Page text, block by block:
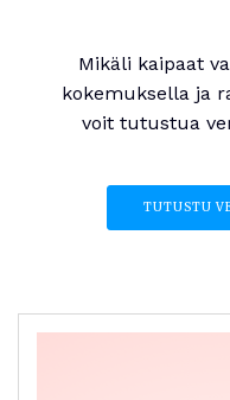
Mikäli kaipaat
kokemuksella ja
voit tutustua
TUTUSTU